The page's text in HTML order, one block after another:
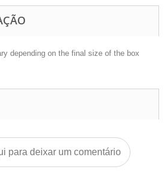
depending on the final size of the box
para deixar um comentário